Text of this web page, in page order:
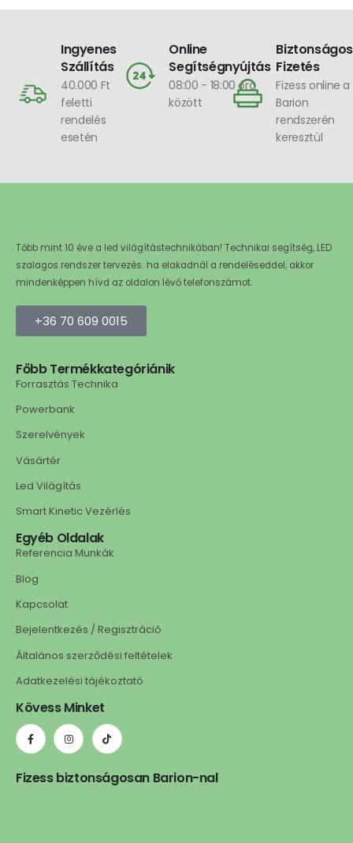
Ingyenes
Szállítás
40.000 Ft
feletti
rendelés
esetén
Online
Segítségnyújtás
08:00 - 18:00 óra
között
Biztonságos
Fizetés
Fizess online a
Barion
rendszerén
keresztül
Több mint 10 éve a led világítástechnikában! Technikai segítség, LED
szalagos rendszer tervezés: ha elakadnál a rendeléseddel, akkor
mindenképpen hívd az oldalon lévő telefonszámot.
+36 70 609 0015
Főbb Termékkategóriánik
Forrasztás Technika
Powerbank
Szerelvények
Vásártér
Led Világítás
Smart Kinetic Vezérlés
Egyéb Oldalak
Referencia Munkák
Blog
Kapcsolat
Bejelentkezés / Regisztráció
Általános szerződési feltételek
Adatkezelési tájékoztató
Kövess Minket
Fizess biztonságosan Barion-nal